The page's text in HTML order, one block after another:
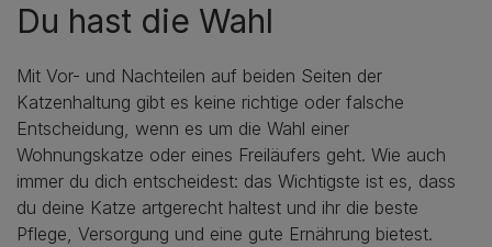
Du hast die Wahl
Mit Vor- und Nachteilen auf beiden Seiten der
Katzenhaltung gibt es keine richtige oder falsche
Entscheidung, wenn es um die Wahl einer
Wohnungskatze oder eines Freiläufers geht. Wie auch
immer du dich entscheidest: das Wichtigste ist es, dass
du deine Katze artgerecht haltest und ihr die beste
Pflege, Versorgung und eine gute Ernährung bietest.